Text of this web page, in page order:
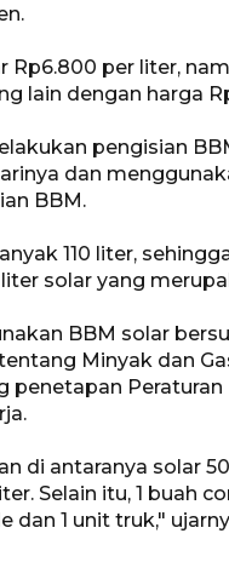
Rp6.800 per liter,
lain dengan harga
pengisian
dan
BBM.
110 liter,
solar yang
BBM solar
Minyak dan
penetapan
di antaranya solar
Selain itu, 1 buah
dan 1 unit truk,"